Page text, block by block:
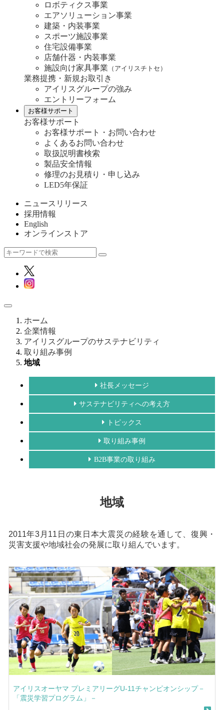
ロボティクス事業
エアソリューション事業
建築・内装事業
スポーツ施設事業
住宅設備事業
店舗什器・内装事業
施設向け家具事業 （アイリスチトセ）
業務提携・新規お取引き
アイリスグループの強み
エントリーフォーム
お客様サポート
お客様サポート
お客様サポート・お問い合わせ
よくあるお問い合わせ
取扱説明書検索
製品安全情報
修理のお見積り・申し込み
LED5年保証
ニュースリリース
採用情報
English
オンラインストア
ホーム
企業情報
アイリスグループのサステナビリティ
取り組み事例
地域
社長メッセージ
サステナビリティへの考え方
トピックス
取り組み事例
B2B事業の取り組み
地域
2011年3月11日の東日本大震災の経験を通して、復興・
災害支援や地域社会の発展に取り組んでいます。
アイリスオーヤマ プレミアリーグU-11チャンピオンシップ－
「震災学習プログラム」－